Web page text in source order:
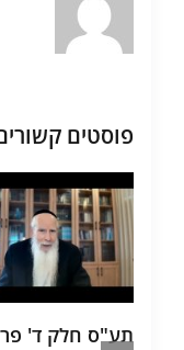
פוסטים
תע"ס חלק ד'